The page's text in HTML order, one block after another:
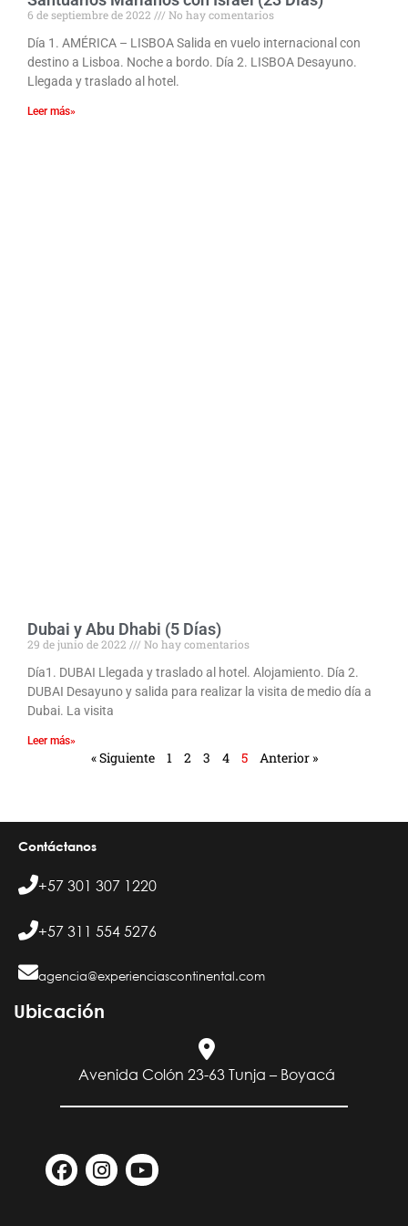
6 de septiembre de 2022
No hay comentarios
Día 1. AMÉRICA – LISBOA Salida en vuelo internacional con
destino a Lisboa. Noche a bordo. Día 2. LISBOA Desayuno.
Llegada y traslado al hotel.
Leer más»
Dubai y Abu Dhabi (5 Días)
29 de junio de 2022
No hay comentarios
Día1. DUBAI Llegada y traslado al hotel. Alojamiento. Día 2.
DUBAI Desayuno y salida para realizar la visita de medio día a
Dubai. La visita
Leer más»
« Siguiente 1 2 3 4 5 Anterior »
Contáctanos
+57 301 307 1220
+57 311 554 5276
agencia@experienciascontinental.com
Ubicación​
Avenida Colón 23-63 Tunja – Boyacá